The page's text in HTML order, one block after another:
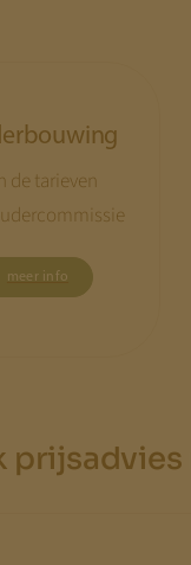
de tarieven
meer info